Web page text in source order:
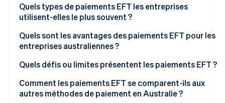
Stripe Sessions 2026
Regarder la vidéo
Quels types de paiements EFT les entreprises
utilisent-elles le plus souvent ?
Prélèvement automatique BECS et crédit automatique
PayTo
PayID
Quels sont les avantages des paiements EFT pour les
entreprises australiennes ?
Quels défis ou limites présentent les paiements EFT ?
Comment les paiements EFT se comparent-ils aux
autres méthodes de paiement en Australie ?